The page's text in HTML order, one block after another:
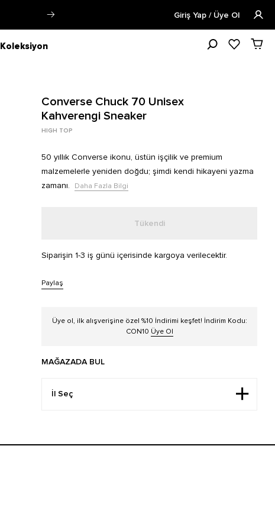
Öğrencilere Özel Tüm
Giriş Yap / Üye Ol
Koleksiyon
Converse Chuck 70 Unisex
Kahverengi Sneaker
HIGH TOP
50 yıllık Converse ikonu, üstün işçilik ve premium
malzemelerle yeniden doğdu; şimdi kendi hikayeni yazma
zamanı.
Daha Fazla Bilgi
Tükendi
Siparişin 1-3 iş günü içerisinde kargoya verilecektir.
Paylaş
Üye ol, ilk alışverişine özel %10 İndirimi keşfet! İndirim Kodu:
CON10 Üye Ol
MAĞAZADA BUL